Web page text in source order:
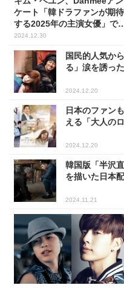
ケート「韓ドラファンが期待
する2025年の主演女優」で1
位！
2024.12.30
国民的人気か
る」涙を誘っ
2024.12.20
日本のファン
える「大人の
2024.12.20
韓国版「半沢
を描いた日本
2024.11.21